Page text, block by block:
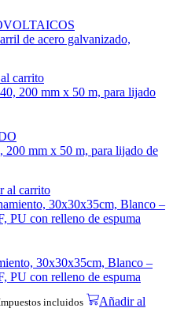
de acero galvanizado,
carrito
200 mm x 50 m, para lijado de
al carrito
30x30x35cm, Blanco –
PU con relleno de espuma
incluidos
Añadir al